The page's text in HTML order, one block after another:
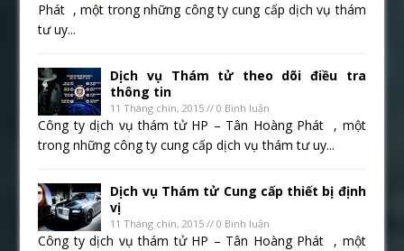
Phát , một trong những công ty cung cấp dịch vụ thám
tư uy...
Dịch vụ Thám tử theo dõi điều tra
thông tin
11 Tháng chín, 2015 // 0 Bình luận
Công ty dịch vụ thám tử HP – Tân Hoàng Phát , một
trong những công ty cung cấp dịch vụ thám tư uy...
Dịch vụ Thám tử Cung cấp thiết bị định
vị
11 Tháng chín, 2015 // 0 Bình luận
Công ty dịch vụ thám tử HP – Tân Hoàng Phát , một